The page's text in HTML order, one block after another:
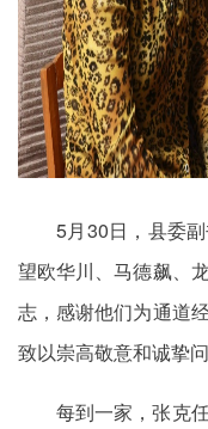
5月30日，县委
望欧华川、马德飙、
志，感谢他们为通道
致以崇高敬意和诚挚问
每到一家，张克